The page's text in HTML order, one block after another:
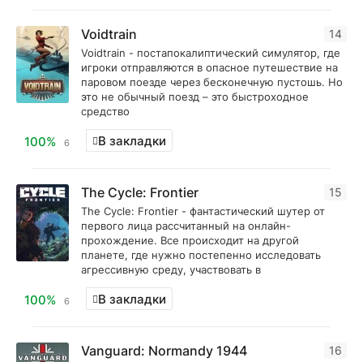
14
Voidtrain
Voidtrain - постапокалиптический симулятор, где
игроки отправляются в опасное путешествие на
паровом поезде через бесконечную пустошь. Но
это не обычный поезд – это быстроходное
средство
100% 6 В закладки
15
The Cycle: Frontier
The Cycle: Frontier - фантастический шутер от
первого лица рассчитанный на онлайн-
прохождение. Все происходит на другой
планете, где нужно постепенно исследовать
агрессивную среду, участвовать в
100% 6 В закладки
16
Vanguard: Normandy 1944